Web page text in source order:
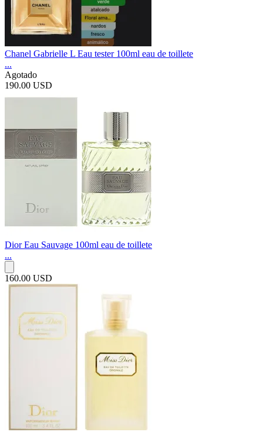
Chanel Gabrielle L Eau tester 100ml eau de toillete
...
Agotado
190.00 USD
Dior Eau Sauvage 100ml eau de toillete
...
160.00 USD